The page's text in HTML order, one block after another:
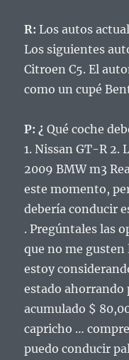
R: Los autos
Los siguientes
Citroen C5. El
como un cupé
P: ¿ Qué coche
1. Nissan GT-R 2.
2009 BMW m3
este momento,
debería conducir
. Pregúntales las
que no me
estoy
estado
acumulado $
capricho …
puedo conducir